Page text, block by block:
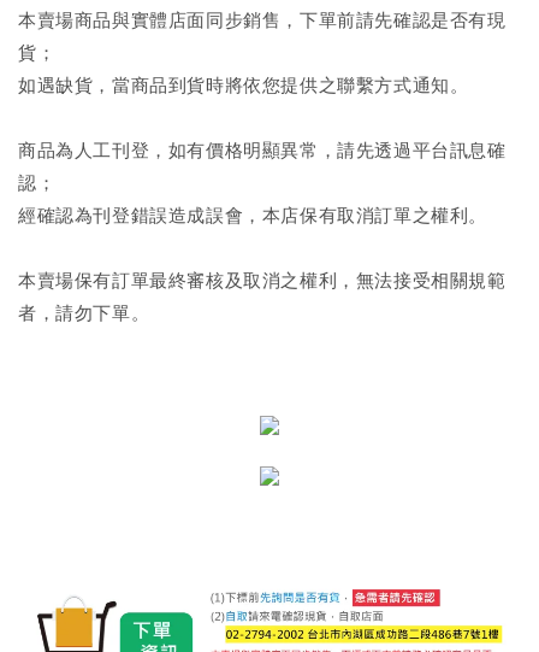
本賣場商品與實體店面同步銷售，下單前請先確認是否有現
貨；
如遇缺貨，當商品到貨時將依您提供之聯繫方式通知。
商品為人工刊登，如有價格明顯異常，請先透過平台訊息確
認；
經確認為刊登錯誤造成誤會，本店保有取消訂單之權利。
本賣場保有訂單最終審核及取消之權利，無法接受相關規範
者，請勿下單。